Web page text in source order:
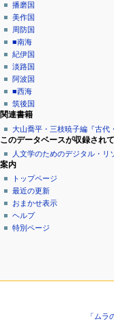
播磨国
美作国
周防国
■南海
紀伊国
淡路国
阿波国
■西海
筑後国
関連書籍
大山喬平・三枝暁子編『古
このデータベースが収録され
人文学のためのデジタル・
案内
トップページ
最近の更新
おまかせ表示
ヘルプ
特別ページ
ようこそムラの戸籍簿へ
「ムラ